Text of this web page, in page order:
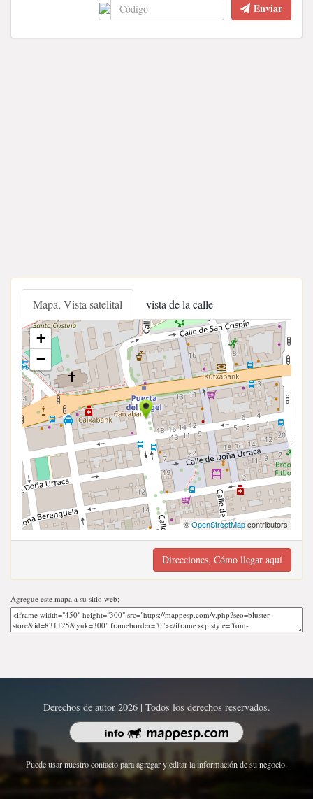
Enviar
Mapa, Vista satelital vista de la calle
+
−
©OpenStreetMapcontributors
Direcciones, Cómo llegar aquí
Agregue este mapa a su sitio web;
Derechos de autor 2026 | Todos los derechos reservados.
Puede usar nuestro contacto para agregar y editar la información de su negocio.